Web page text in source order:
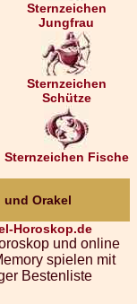
Sternzeichen
Jungfrau
Sternzeichen
Schütze
Sternzeichen Fische
und Orakel
Horoskop.de
und online
spielen mit
Bestenliste